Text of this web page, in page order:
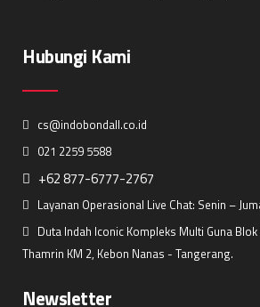
Hubungi Kami
cs@indobondall.co.id
021 2259 5588
+62 877-6777-2767
Layanan Operasional Live Chat: Senin –
Duta Indah Iconic Kompleks Multi Guna
Thamrin KM 2, Kebon Nanas - Tangerang.
Newsletter